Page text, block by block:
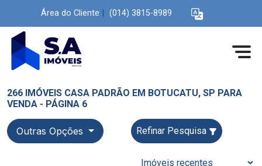
Área do Cliente (014) 3815-8989
266 IMÓVEIS CASA PADRÃO EM BOTUCATU, SP PARA
VENDA - PÁGINA 6
Outras Opções Refinar Pesquisa